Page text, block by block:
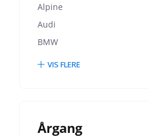
Alpine
Audi
BMW
VIS FLERE
Årgang